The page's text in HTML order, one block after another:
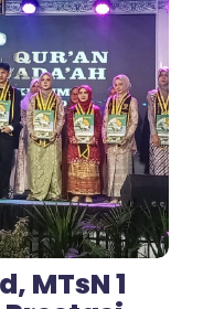
MTsN 1